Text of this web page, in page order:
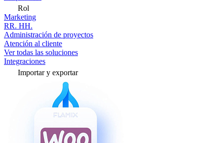
Rol
Marketing
RR. HH.
Administración de proyectos
Atención al cliente
Ver todas las soluciones
Integraciones
Importar y exportar